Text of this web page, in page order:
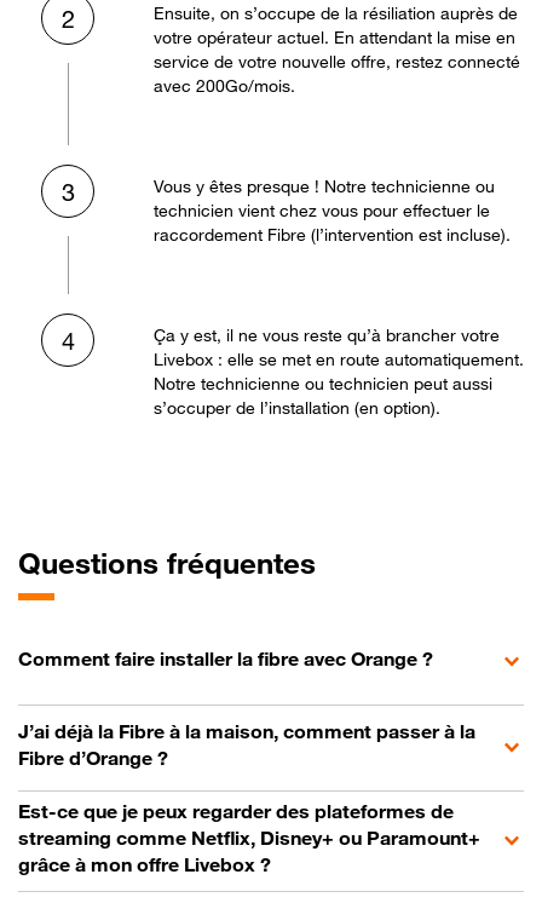
2
Ensuite, on s’occupe de la résiliation auprès de
votre opérateur actuel. En attendant la mise en
service de votre nouvelle offre, restez connecté
avec 200Go/mois.
3
Vous y êtes presque ! Notre technicienne ou
technicien vient chez vous pour effectuer le
raccordement Fibre (l’intervention est incluse).
4
Ça y est, il ne vous reste qu’à brancher votre
Livebox : elle se met en route automatiquement.
Notre technicienne ou technicien peut aussi
s’occuper de l’installation (en option).
Questions fréquentes
Comment faire installer la fibre avec Orange ?
J’ai déjà la Fibre à la maison, comment passer à la
Fibre d’Orange ?
Est-ce que je peux regarder des plateformes de
streaming comme Netflix, Disney+ ou Paramount+
grâce à mon offre Livebox ?